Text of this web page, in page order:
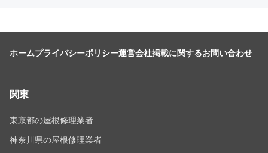
ホームプライバシーポリシー運営会社掲載に関するお問い合わせ
関東
東京都の屋根修理業者
神奈川県の屋根修理業者